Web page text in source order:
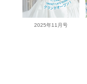
2025年11月号